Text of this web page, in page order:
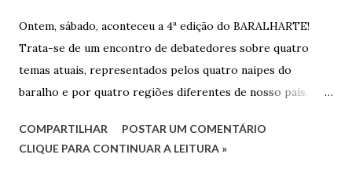
Ontem, sábado, aconteceu a 4ª edição do BARALHARTE!
Trata-se de um encontro de debatedores sobre quatro
temas atuais, representados pelos quatro naipes do
baralho e por quatro regiões diferentes de nosso país.
demais e também por convidados presentes. Os
debatedores desta edição foram eu, Luciana, representando
COMPARTILHAR
POSTAR UM COMENTÁRIO
CLIQUE PARA CONTINUAR A LEITURA »